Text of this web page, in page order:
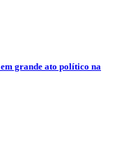
grande ato político na